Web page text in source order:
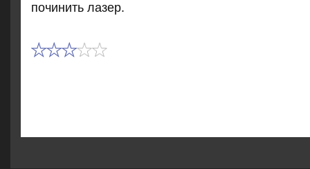
починить лазер.